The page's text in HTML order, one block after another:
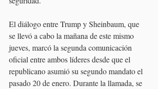
El diálogo entre Trump y Sheinbaum, que
se llevó a cabo la mañana de este mismo
jueves, marcó la segunda comunicación
oficial entre ambos líderes desde que el
republicano asumió su segundo mandato el
pasado 20 de enero. Durante la llamada, se